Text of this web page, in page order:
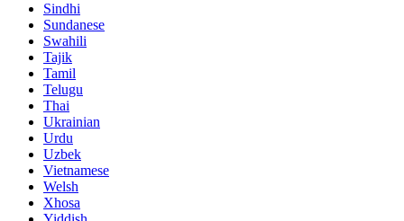
Sindhi
Sundanese
Swahili
Tajik
Tamil
Telugu
Thai
Ukrainian
Urdu
Uzbek
Vietnamese
Welsh
Xhosa